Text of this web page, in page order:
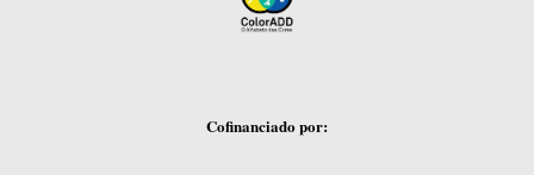
Cofinanciado por: